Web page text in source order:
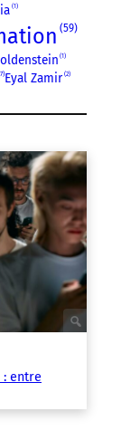
1
59
1
7 Eyal Zamir 2
: entre